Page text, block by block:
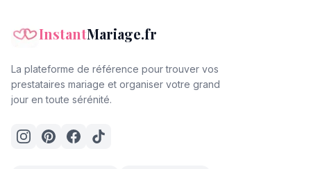
InstantMariage.fr
La plateforme de référence pour trouver vos
prestataires mariage et organiser votre grand
jour en toute sérénité.